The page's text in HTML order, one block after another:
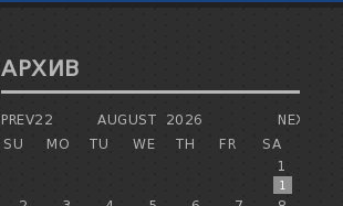
АРХИВ
PREV22 NEXT
AUGUST
2026
SU
MO TU WE TH FR
SA
1
1